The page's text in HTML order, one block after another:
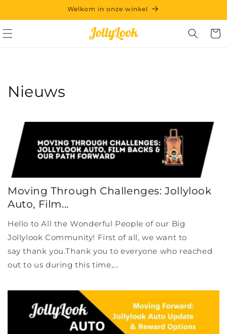
content
Welkom in onze winkel
Nieuws
Moving Through Challenges: Jollylook
Auto, Film...
Hello to All the Wonderful People of our Big
Jollylook Community! First of all, we want to
say thank you.Thank you to everyone who reached
out to us during this time,...